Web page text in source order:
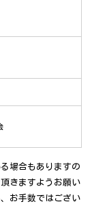
場合もありますの
きますようお願い
お手数ではござい